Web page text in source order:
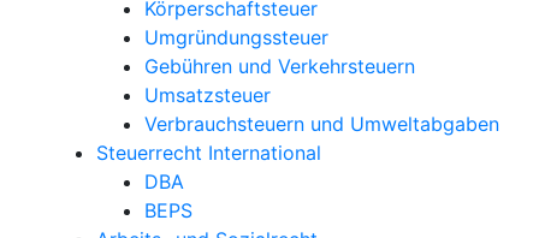
Körperschaftsteuer
Umgründungssteuer
Gebühren und Verkehrsteuern
Umsatzsteuer
Verbrauchsteuern und Umweltabgaben
Steuerrecht International
DBA
BEPS